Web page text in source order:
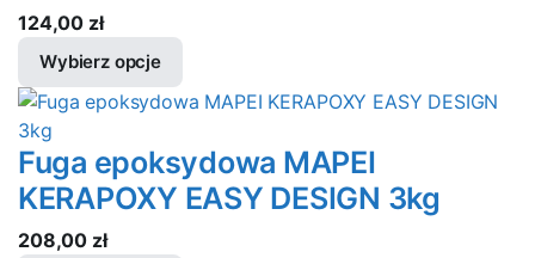
124,00 zł
Wybierz opcje
Fuga epoksydowa MAPEI
KERAPOXY EASY DESIGN 3kg
208,00 zł